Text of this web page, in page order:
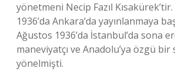
yönetmeni Necip Fazıl
1936’da Ankara’da yayınlanmaya
Ağustos 1936’da İstanbul’da sona
maneviyatçı ve Anadolu’ya özgü bir
yönelmişti.